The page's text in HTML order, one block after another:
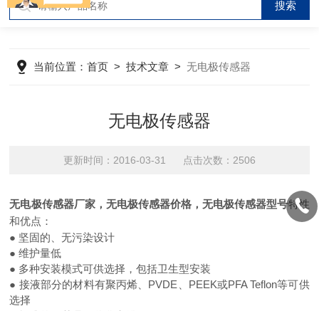
当前位置：首页 >技术文章 >无电极传感器
无电极传感器
更新时间：2016-03-31 点击次数：2506
无电极传感器厂家， 无电极传感器价格，无电极传感器型号特性
和优点：
● 坚固的、无污染设计
● 维护量低
● 多种安装模式可供选择，包括卫生型安装
● 接液部分的材料有聚丙烯、PVDE、PEEK或PFA Teflon等可供
选择